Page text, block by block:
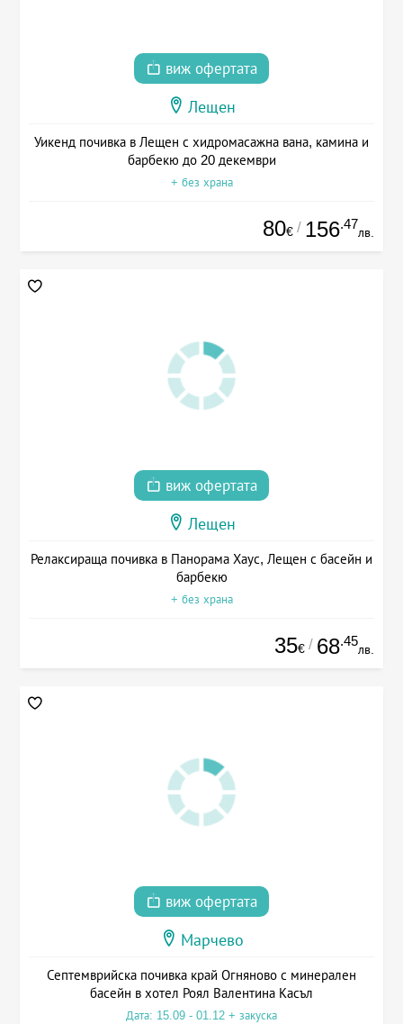
виж офертата
Лещен
Уикенд почивка в Лещен с хидромасажна вана, камина и
барбекю до 20 декември
+ без храна
80€ / 156.47
лв.
виж офертата
Лещен
Релаксираща почивка в Панорама Хаус, Лещен с басейн и
барбекю
+ без храна
35€ / 68.45
лв.
виж офертата
Марчево
Септемврийска почивка край Огняново с минерален
басейн в хотел Роял Валентина Касъл
Дата: 15.09 - 01.12 + закуска